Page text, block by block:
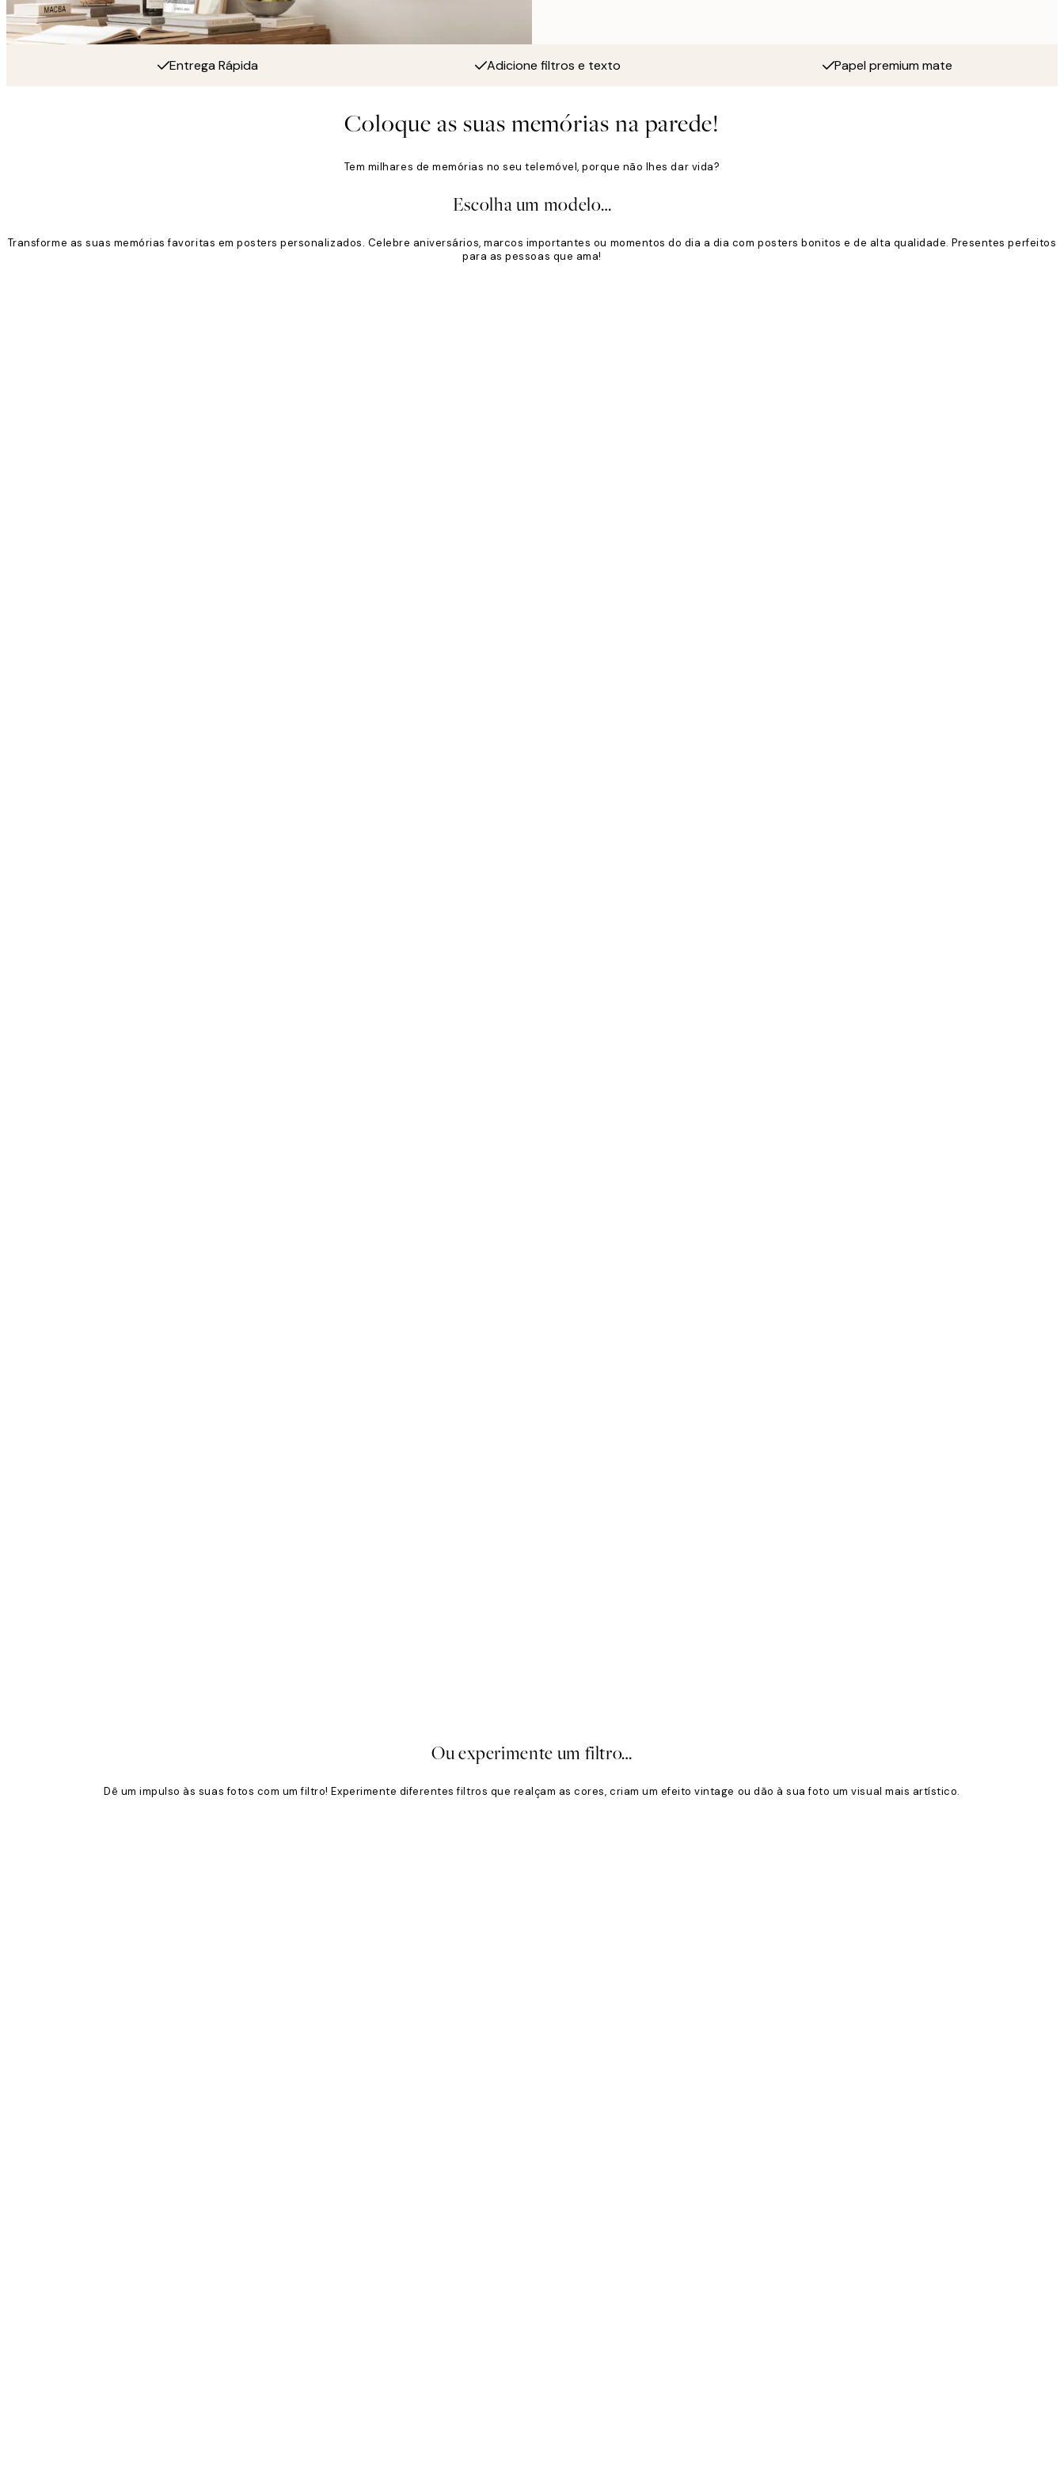
Entrega Rápida Adicione filtros e texto Papel premium mate
Coloque as suas memórias na parede!
Tem milhares de memórias no seu telemóvel, porque não lhes dar vida?
Escolha um modelo…
Transforme as suas memórias favoritas em posters personalizados. Celebre aniversários, marcos importantes ou momentos do dia a dia com posters bonitos e de alta qualidade. Presentes perfeitos
para as pessoas que ama!
Ou experimente um filtro…
Dê um impulso às suas fotos com um filtro! Experimente diferentes filtros que realçam as cores, criam um efeito vintage ou dão à sua foto um visual mais artístico.